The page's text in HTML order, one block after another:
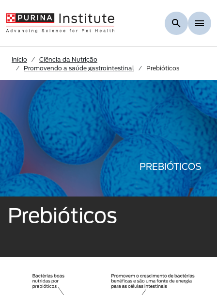
Início
Ciência da Nutrição
Promovendo a saúde gastrointestinal
Prebióticos
PREBIÓTICOS
Prebióticos